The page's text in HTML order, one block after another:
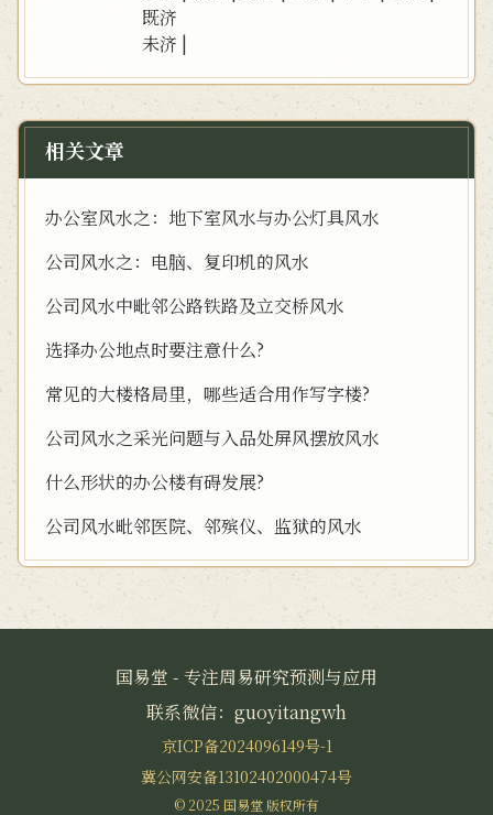
既济
未济 |
相关文章
办公室风水之：地下室风水与办公灯具风水
公司风水之：电脑、复印机的风水
公司风水中毗邻公路铁路及立交桥风水
选择办公地点时要注意什么?
常见的大楼格局里，哪些适合用作写字楼?
公司风水之采光问题与入品处屏风摆放风水
什么形状的办公楼有碍发展?
公司风水毗邻医院、邻殡仪、监狱的风水
国易堂 - 专注周易研究预测与应用
联系微信：guoyitangwh
京ICP备2024096149号-1
冀公网安备13102402000474号
© 2025 国易堂 版权所有